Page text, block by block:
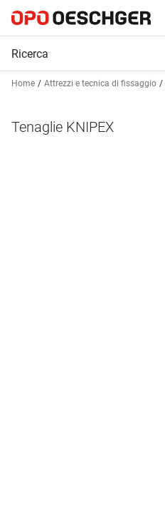
Home Attrezzi e tecnica di fissaggio
Tenaglie KNIPEX